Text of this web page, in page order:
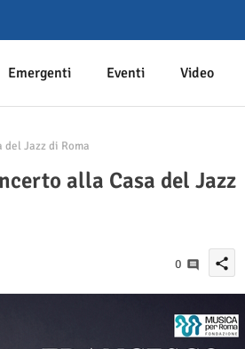
Emergenti Eventi Video
Jazz di Roma
alla Casa del Jazz
0 share